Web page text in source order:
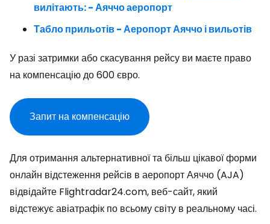
вилітають: - Аяччо аеропорт
Табло прильотів - Аеропорт Аяччо і вильотів
У разі затримки або скасування рейсу ви маєте право
на компенсацію до 600 євро.
Запит на компенсацію
Для отримання альтернативної та більш цікавої форми
онлайн відстеження рейсів в аеропорт Аяччо (AJA)
відвідайте Flightradar24.com, веб-сайт, який
відстежує авіатрафік по всьому світу в реальному часі.